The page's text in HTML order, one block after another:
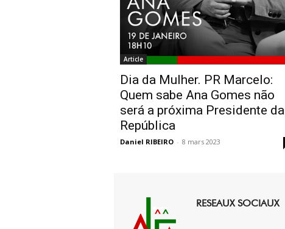
Article
Dia da Mulher. PR Marcelo:
Quem sabe Ana Gomes não
será a próxima Presidente da
República
Daniel RIBEIRO - 8 mars 2023
RESEAUX SOCIAUX